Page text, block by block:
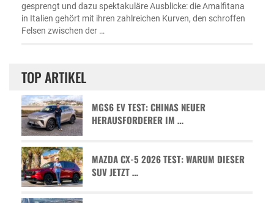
gesprengt und dazu spektakuläre Ausblicke: die Amalfitana
in Italien gehört mit ihren zahlreichen Kurven, den schroffen
Felsen zwischen der …
TOP ARTIKEL
MGS6 EV TEST: CHINAS NEUER
HERAUSFORDERER IM …
MAZDA CX-5 2026 TEST: WARUM DIESER
SUV JETZT …